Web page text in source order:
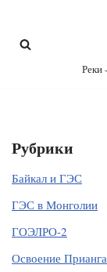
Перейти
Реки
Рубрики
Байкал и ГЭС
ГЭС в Монголии
ГОЭЛРО-2
Освоение